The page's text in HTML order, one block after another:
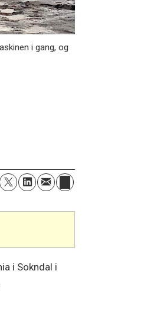
i gang, og
i Sokndal i